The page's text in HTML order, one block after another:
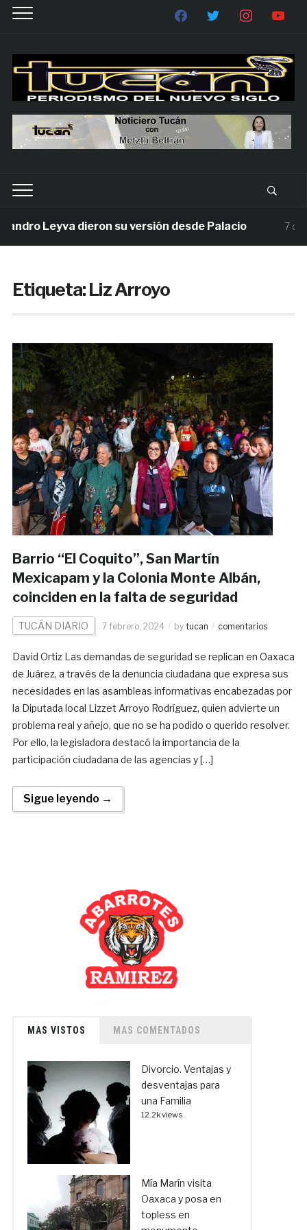
Leyva dieron su versión desde Palacio 7 días
Etiqueta:Liz Arroyo
Barrio “El Coquito”, San Martín
Mexicapam y la Colonia Monte Albán,
coinciden en la falta de seguridad
TUCÁN DIARIO 7 febrero, 2024 by tucan comentarios
David Ortiz Las demandas de seguridad se replican en Oaxaca
de Juárez, a través de la denuncia ciudadana que expresa sus
necesidades en las asambleas informativas encabezadas por
la Diputada local Lizzet Arroyo Rodríguez, quien advierte un
problema real y añejo, que no se ha podido o querido resolver.
Por ello, la legisladora destacó la importancia de la
participación ciudadana de las agencias y […]
Sigue leyendo →
MAS VISTOS MAS COMENTADOS
Divorcio. Ventajas y
desventajas para
una Familia
12.2k views
Mía Marín visita
Oaxaca y posa en
topless en